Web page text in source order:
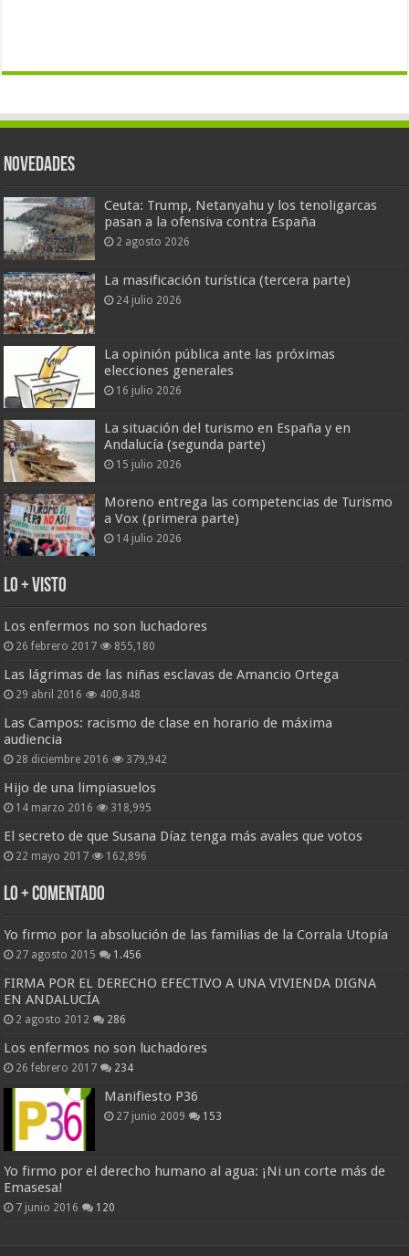
Novedades
Ceuta: Trump, Netanyahu y los tenoligarcas
pasan a la ofensiva contra España
2 agosto 2026
La masificación turística (tercera parte)
24 julio 2026
La opinión pública ante las próximas
elecciones generales
16 julio 2026
La situación del turismo en España y en
Andalucía (segunda parte)
15 julio 2026
Moreno entrega las competencias de Turismo
a Vox (primera parte)
14 julio 2026
Lo + Visto
Los enfermos no son luchadores
26 febrero 2017 855,180
Las lágrimas de las niñas esclavas de Amancio Ortega
29 abril 2016 400,848
Las Campos: racismo de clase en horario de máxima
audiencia
28 diciembre 2016 379,942
Hijo de una limpiasuelos
14 marzo 2016 318,995
El secreto de que Susana Díaz tenga más avales que votos
22 mayo 2017 162,896
Lo + Comentado
Yo firmo por la absolución de las familias de la Corrala Utopía
27 agosto 2015 1.456
FIRMA POR EL DERECHO EFECTIVO A UNA VIVIENDA DIGNA
EN ANDALUCÍA
2 agosto 2012 286
Los enfermos no son luchadores
26 febrero 2017 234
Manifiesto P36
27 junio 2009 153
Yo firmo por el derecho humano al agua: ¡Ni un corte más de
Emasesa!
7 junio 2016 120